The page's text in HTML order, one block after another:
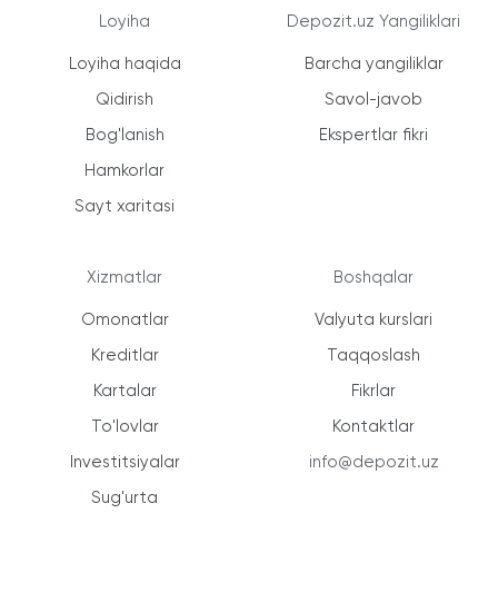
Loyiha
Loyiha haqida
Qidirish
Bog'lanish
Hamkorlar
Sayt xaritasi
Xizmatlar
Omonatlar
Kreditlar
Kartalar
To'lovlar
Investitsiyalar
Sug'urta
Depozit.uz Yangiliklari
Barcha yangiliklar
Savol-javob
Ekspertlar fikri
Boshqalar
Valyuta kurslari
Taqqoslash
Fikrlar
Kontaktlar
info@depozit.uz